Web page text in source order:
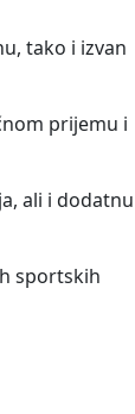
tako i izvan
prijemu i
ali i dodatnu
sportskih